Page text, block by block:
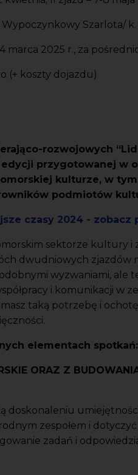
Szarlota/ k.
marca 2025 r., za
(+ koszty dojazdu)
rozwojowych
przygotowanej w
kulturze, w
podmiotów
czasy 2024 - zobacz
sektorze kultury i
dwudniowych zjazdów
wyzwaniami, ale
i komunikacji w
taką potrzebę i
elementach spotkań:
ORAZ Z
doskonaleniu
zespołem i
zadań i